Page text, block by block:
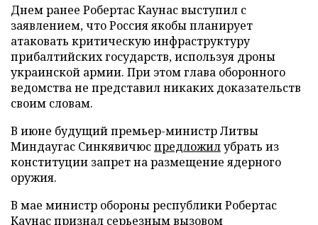
Днем ранее Робертас Каунас выступил с
заявлением, что Россия якобы планирует
атаковать критическую инфраструктуру
прибалтийских государств, используя дроны
украинской армии. При этом глава оборонного
ведомства не представил никаких доказательств
своим словам.
В июне будущий премьер-министр Литвы
Миндаугас Синкявичюспредложилубрать из
конституции запрет на размещение ядерного
оружия.
В мае министр обороны республики Робертас
Каунаспризнал серьезным вызовом